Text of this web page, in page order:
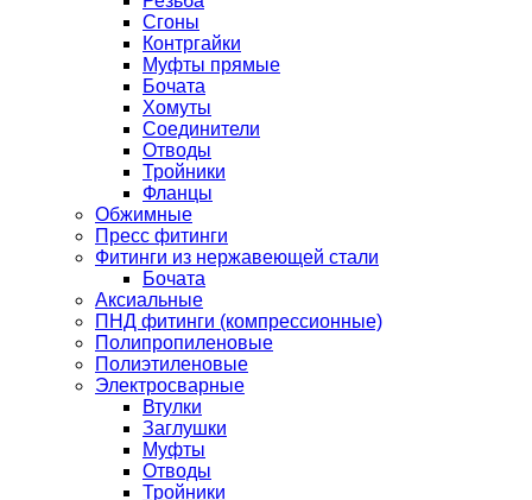
Сгоны
Контргайки
Муфты прямые
Бочата
Хомуты
Соединители
Отводы
Тройники
Фланцы
Обжимные
Пресс фитинги
Фитинги из нержавеющей стали
Бочата
Аксиальные
ПНД фитинги (компрессионные)
Полипропиленовые
Полиэтиленовые
Электросварные
Втулки
Заглушки
Муфты
Отводы
Тройники